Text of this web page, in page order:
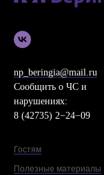
np_beringia@mail.ru
Сообщить о ЧС и
нарушениях:
8 (42735) 2−24−09
Гостям
Полезные материалы